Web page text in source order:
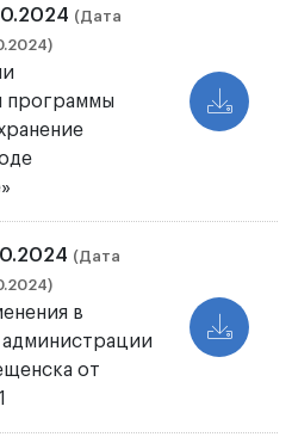
(Дата
программы
(Дата
в
администрации
от